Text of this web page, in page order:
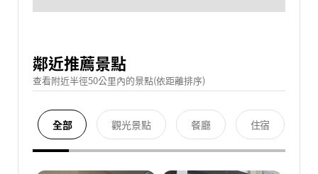
鄰近推薦景點
查看附近半徑50公里內的景點(依距離排序)
全部 觀光景點 餐廳 住宿